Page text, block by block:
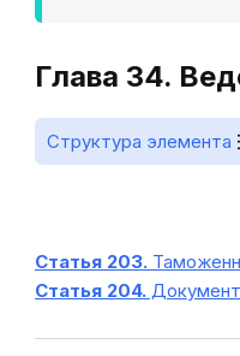
Глава 34.
Структура элемента
Статья 203.
Статья 204.